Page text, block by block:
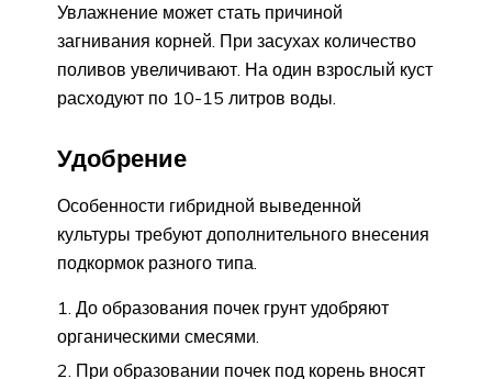
Увлажнение может стать причиной
загнивания корней. При засухах количество
поливов увеличивают. На один взрослый куст
расходуют по 10-15 литров воды.
Удобрение
Особенности гибридной выведенной
культуры требуют дополнительного внесения
подкормок разного типа.
До образования почек грунт удобряют
органическими смесями.
При образовании почек под корень вносят